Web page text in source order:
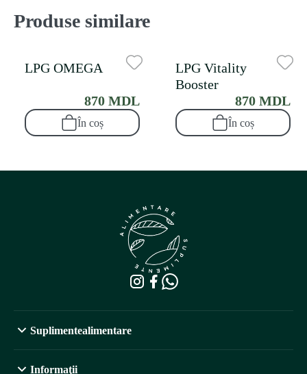
Produse similare
LPG OMEGA
870 MDL
În coș
LPG Vitality
Booster
870 MDL
În coș
Suplimentealimentare
Informaţii